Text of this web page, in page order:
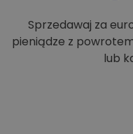
Sprzedawaj za
pieniądze z
lub